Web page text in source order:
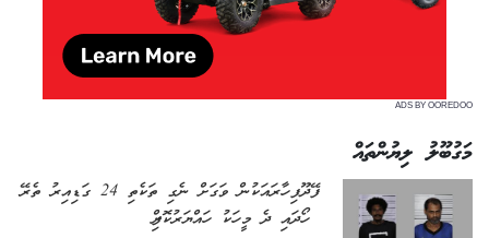
ADS BY OOREDOO
މަގުބޫލު ލިޔުންތައް
ފޭދޫ ފިހާރައަކުން ވަގަށް ނެގި ތަކެތި 24 ގަޑިއިރު ތެރޭ
ހޯދައި ދެ މީހަކު ހައްޔަރުކޮށްފި